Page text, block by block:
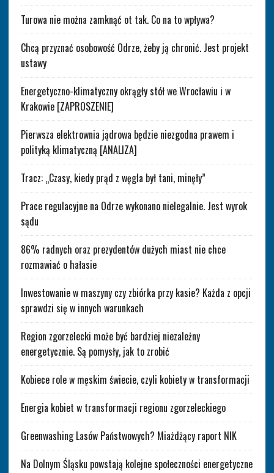
Turowa nie można zamknąć ot tak. Co na to wpływa?
Chcą przyznać osobowość Odrze, żeby ją chronić. Jest projekt
ustawy
Energetyczno-klimatyczny okrągły stół we Wrocławiu i w
Krakowie [ZAPROSZENIE]
Pierwsza elektrownia jądrowa będzie niezgodna prawem i
polityką klimatyczną [ANALIZA]
Tracz: „Czasy, kiedy prąd z węgla był tani, minęły”
Prace regulacyjne na Odrze wykonano nielegalnie. Jest wyrok
sądu
86% radnych oraz prezydentów dużych miast nie chce
rozmawiać o hałasie
Inwestowanie w maszyny czy zbiórka przy kasie? Każda z opcji
sprawdzi się w innych warunkach
Region zgorzelecki może być bardziej niezależny
energetycznie. Są pomysły, jak to zrobić
Kobiece role w męskim świecie, czyli kobiety w transformacji
Energia kobiet w transformacji regionu zgorzeleckiego
Greenwashing Lasów Państwowych? Miażdżący raport NIK
Na Dolnym Śląsku powstają kolejne społeczności energetyczne